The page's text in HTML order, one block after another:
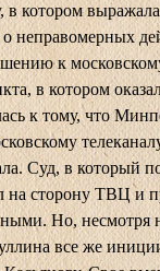
котором
о неправомерных
к
в котором
к тому, что
Суд, в который
на сторону ТВЦ и
Но, несмотря
все же